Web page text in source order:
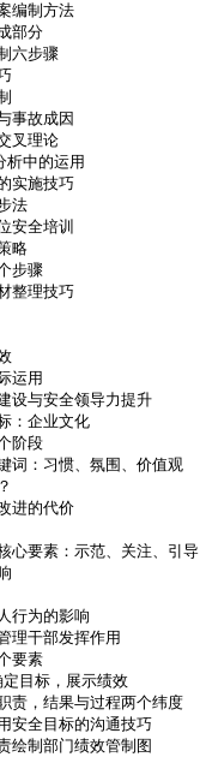
编制方法
部分
六步骤
事故成因
叉理论
析中的运用
实施技巧
法
安全培训
略
步骤
整理技巧
运用
设与安全领导力提升
：企业文化
阶段
词：习惯、氛围、价值观
进的代价
心要素：示范、关注、引导
行为的影响
理干部发挥作用
要素
目标，展示绩效
责，结果与过程两个纬度
安全目标的沟通技巧
绘制部门绩效管制图